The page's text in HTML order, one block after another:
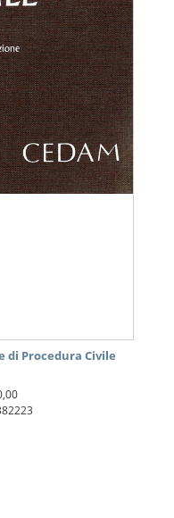
di Procedura Civile